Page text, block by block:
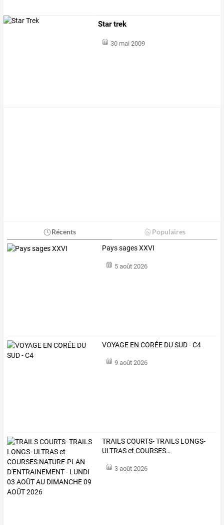
Star trek
30 mai 2009
Récents Populaires
Pays sages XXVI
5 août 2026
VOYAGE EN CORÉE DU SUD - C4
9 août 2026
TRAILSCOURTS-TRAILS LONGS-
ULTRASet COURSES…
3 août 2026